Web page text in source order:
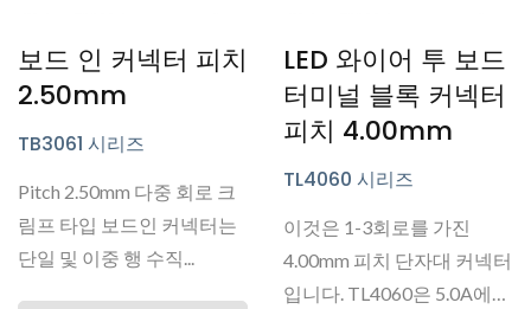
보드 인 커넥터 피치
2.50mm
TB3061 시리즈
Pitch 2.50mm 다중 회로 크
림프 타입 보드인 커넥터는
단일 및 이중 행 수직...
LED 와이어 투 보드
터미널 블록 커넥터
피치 4.00mm
TL4060 시리즈
이것은 1-3회로를 가진
4.00mm 피치 단자대 커넥터
입니다. TL4060은 5.0A에